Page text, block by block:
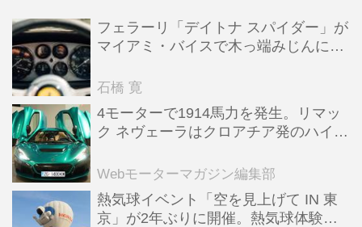
フェラーリ「デイトナ スパイダー」が
マイアミ・バイスで木っ端みじんにな
石橋 寛
4モーターで1914馬力を発生。リマッ
ク ネヴェーラはクロアチア発のハイパ
全版／115】
Webモーターマガジン編集部
熱気球イベント「空を見上げて IN 東
京」が2年ぶりに開催。熱気球体験搭